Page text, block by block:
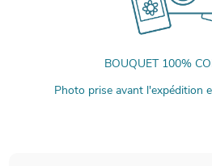
BOUQUET 100%
Photo prise avant l'expédition